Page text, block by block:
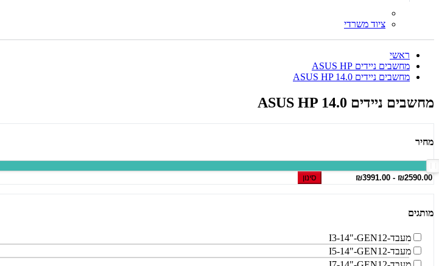
ציוד משרדי
ראשי
מחשבים ניידים ASUS HP
מחשבים ניידים ASUS HP 14.0
מחשבים ניידים ASUS HP 14.0
מחיר
סינון
מותגים
מעבד-I3-14"-GEN12
מעבד-I5-14"-GEN12